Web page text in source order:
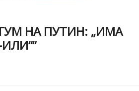
НА ПУТИН: „ИМА